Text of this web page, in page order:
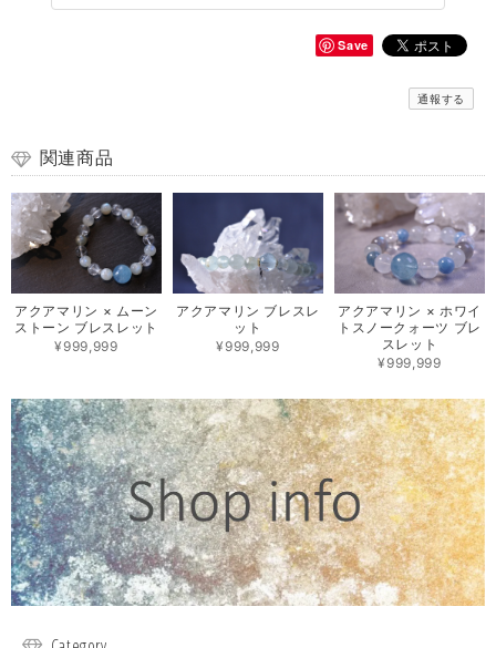
Save
通報する
関連商品
アクアマリン × ムーン
ストーン ブレスレット
¥999,999
アクアマリン ブレスレ
ット
¥999,999
アクアマリン × ホワイ
トスノークォーツ ブレ
スレット
¥999,999